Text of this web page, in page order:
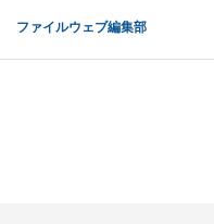
ファイルウェブ編集部